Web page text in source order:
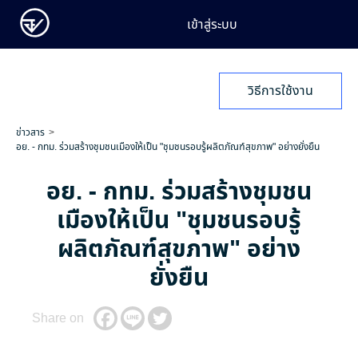
เข้าสู่ระบบ
วิธีการใช้งาน
ข่าวสาร
อย. - กทม. ร่วมสร้างชุมชนเมืองให้เป็น "ชุมชนรอบรู้ผลิตภัณฑ์สุขภาพ" อย่างยั่งยืน
อย. - กทม. ร่วมสร้างชุมชน
เมืองให้เป็น "ชุมชนรอบรู้
ผลิตภัณฑ์สุขภาพ" อย่าง
ยั่งยืน
Share on